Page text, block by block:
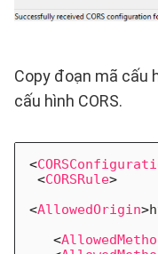
Copy đoạn mã cấu
cấu hình CORS.
<
<CORSRule>
<AllowedOrigin>
<